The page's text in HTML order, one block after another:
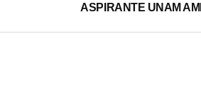
ASPIRANTE UNAM